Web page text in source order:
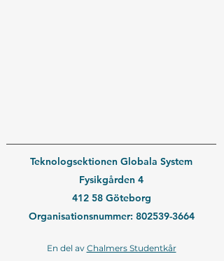
Teknologsektionen Globala System
Fysikgården 4
412 58 Göteborg
Organisationsnummer: 802539-3664
En del av Chalmers Studentkår